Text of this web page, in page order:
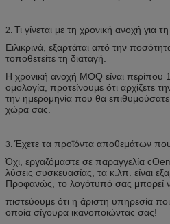
2. Τι γίνεται με τη χρονική ανοχή για
Ειλικρινά, εξαρτάται από την
τοποθετείτε τη διαταγή.
Η χρονική ανοχή MOQ είναι περίπου
ομολογία, προτείνουμε ότι αρχίζετε
την ημερομηνία που θα
χώρα σας.
3. Έχετε τα προϊόντα αποθεμάτων
Όχι, εργαζόμαστε σε παραγγελία
λύσεις συσκευασίας, τα κ.λπ. είναι
Προφανώς, το λογότυπό σας μπορεί
πιστεύουμε ότι η άριστη υπηρεσία
οποία σίγουρα ικανοποιώντας σας!